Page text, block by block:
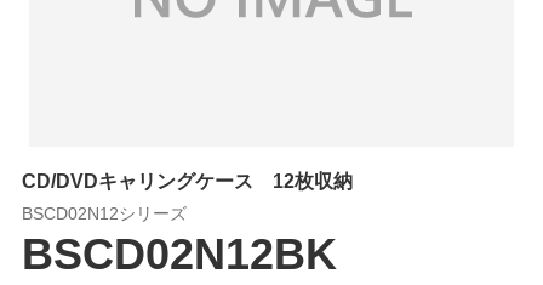
CD/DVDキャリングケース 12枚収納
BSCD02N12シリーズ
BSCD02N12BK